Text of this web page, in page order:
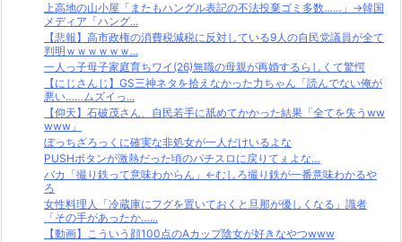
上高地の山小屋「またもハングル表記の不法投棄ゴミ多数……」→韓国
メディア「ハング...
【悲報】高市政権の消費税減税に反対している9人の自民党議員が全て
判明ｗｗｗｗｗｗ...
一人っ子母子家庭育ちワイ(26)無職の母親が再婚するらしくて驚愕
【にじさんじ】GS三神ネタを拾えなかった力ちゃん「読んでない俺が
悪い……ムズイっ...
【仰天】石破茂さん、自民若手に舐めてかかった結果「全てを失うww
www」
ぼっちざろっくに確実な非処女が一人だけいるよな
PUSHボタンが激熱だった頃のパチスロに戻りてぇよな…
バカ「撮り鉄って意味わからん」←むしろ撮り鉄が一番意味わかるや
ろ
女性料理人「冷蔵庫にフグを置いておくと旦那が優しくなる」識者
「その手があったか…...
【動画】こういう顔100点のAカップ陰女が好きなやつwww